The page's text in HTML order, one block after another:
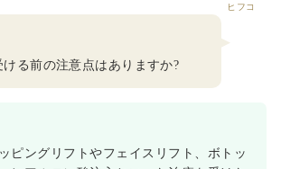
ヒフコ
る前の注意点はありますか?
ピングリフトやフェイスリフト、ボトッ